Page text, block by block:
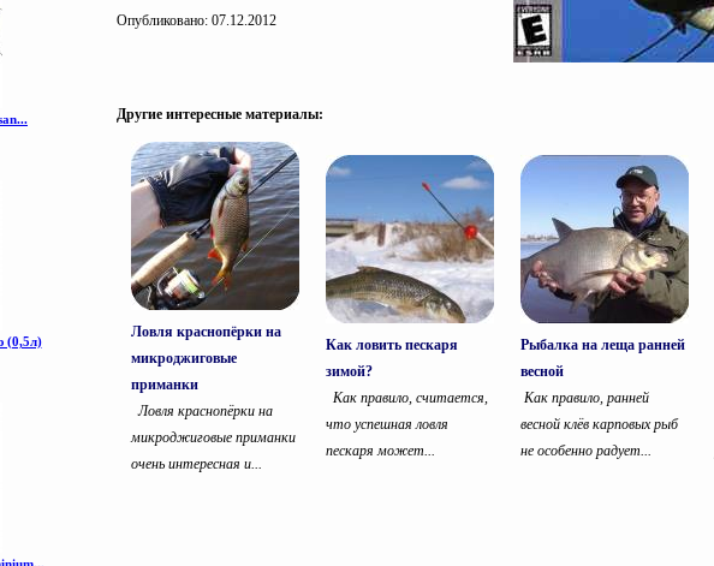
Опубликовано: 07.12.2012
Другие интересные материалы:
Ловля краснопёрки на
микроджиговые
приманки
Ловля краснопёрки на
микроджиговые приманки
очень интересная и...
Как ловить пескаря
зимой?
Как правило, считается,
что успешная ловля
пескаря может...
Рыбалка на леща ранней
весной
Как правило, ранней
весной клёв карповых рыб
не особенно радует...